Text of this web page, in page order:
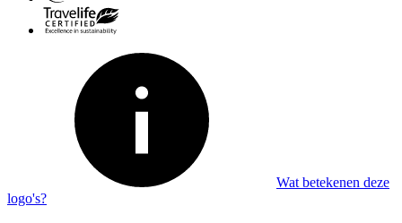
Wat betekenen deze
logo's?